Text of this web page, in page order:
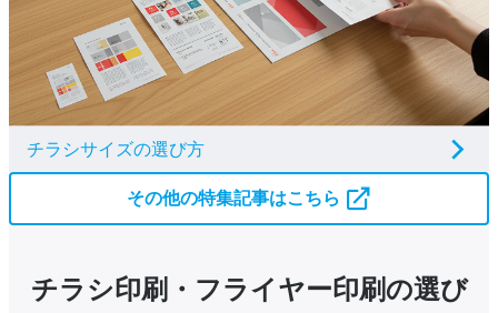
チラシサイズの選び方
その他の特集記事はこちら
チラシ印刷・フライヤー印刷の選び